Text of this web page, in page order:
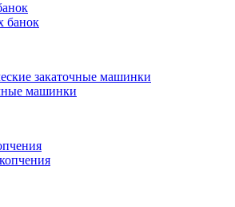
банок
закаточные машинки
машинки